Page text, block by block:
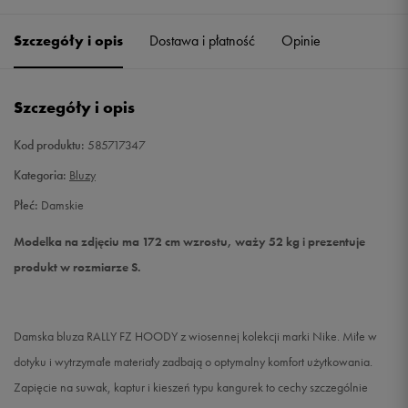
S Powiadom o dostępności
Szczegóły i opis Dostawa i płatność Opinie
Szczegóły i opis
Kod produktu: 585717347
Kategoria: Bluzy
Płeć: Damskie
Modelka na zdjęciu ma 172 cm wzrostu, waży 52 kg i prezentuje
produkt w rozmiarze S.
Damska bluza RALLY FZ HOODY z wiosennej kolekcji marki Nike. Miłe w
dotyku i wytrzymałe materiały zadbają o optymalny komfort użytkowania.
Zapięcie na suwak, kaptur i kieszeń typu kangurek to cechy szczególnie